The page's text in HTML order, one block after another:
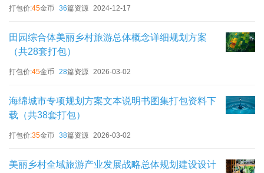
打包价:45金币 36篇资源 2024-12-17
田园综合体美丽乡村旅游总体概念详细规划方案
（共28套打包）
打包价:45金币 28篇资源 2026-03-02
海绵城市专项规划方案文本说明书图集打包资料下
载（共38套打包）
打包价:35金币 38篇资源 2026-03-02
美丽乡村全域旅游产业发展战略总体规划建设设计